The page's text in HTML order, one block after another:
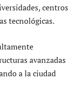
centros
tecnológicas.
avanzadas
a la ciudad